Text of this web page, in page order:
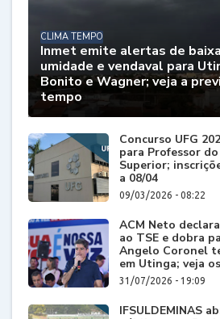
CLIMA TEMPO
Inmet emite alertas de baixa
umidade e vendaval para
Bonito e Wagner; veja a
tempo
Concurso UFG
para Professor
Superior;
a 08/04
09/03/2026 - 08:22
ACM Neto
ao TSE e dobra
Angelo Coronel
em Utinga; veja
31/07/2026 - 19:09
IFSULDEMINAS